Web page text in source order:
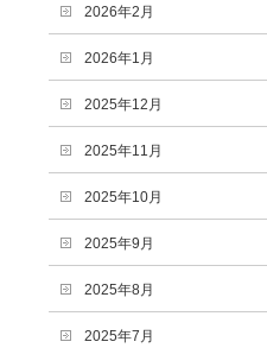
2026年2月
2026年1月
2025年12月
2025年11月
2025年10月
2025年9月
2025年8月
2025年7月